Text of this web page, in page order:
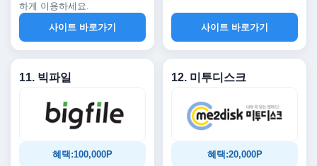
하게 이용하세요.
사이트 바로가기
사이트 바로가기
11. 빅파일
혜택:100,000P
12. 미투디스크
혜택:20,000P